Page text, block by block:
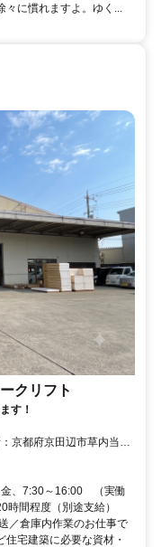
々に慣れますよ。ゆく...
クリフト
す！
定に準じ支給
、7:30～16:00 （実働
間程度（別途支給）
／倉庫内作業のお仕事で
宅建築に必要な資材・